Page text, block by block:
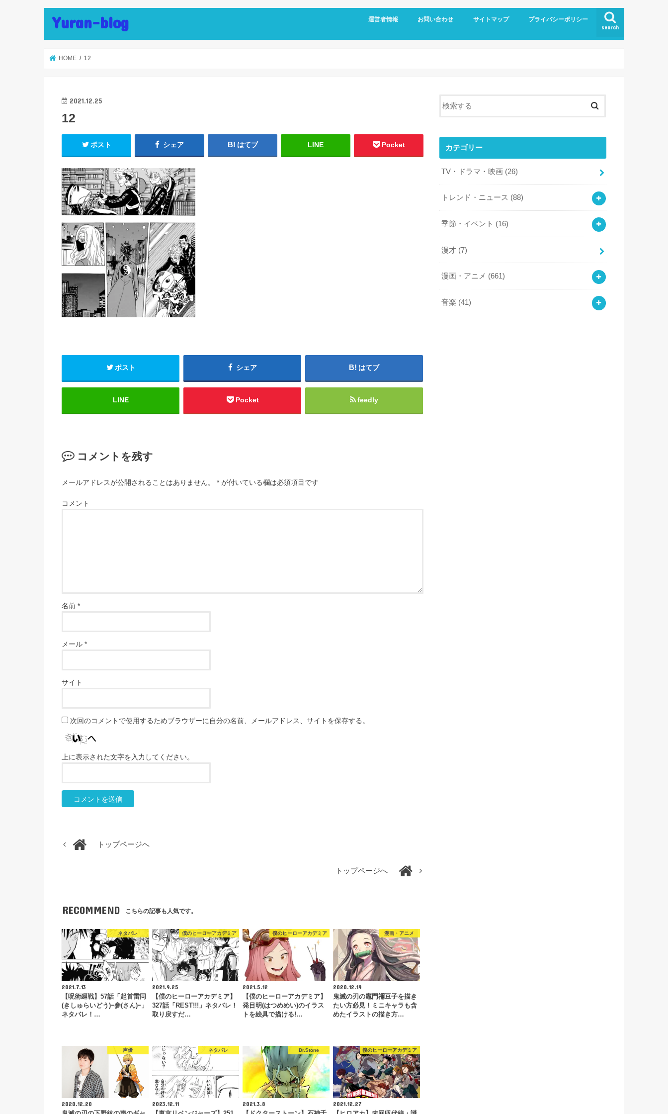
Yuran-blog search
運営者情報 お問い合わせ サイトマップ プライバシーポリシー
HOME 12
2021.12.25
12
ポスト シェア はてブ LINE Pocket
ポスト シェア はてブ
LINE Pocket feedly
コメントを残す
メールアドレスが公開されることはありません。 * が付いている欄は必須項目です
コメント
名前 *
メール *
サイト
次回のコメントで使用するためブラウザーに自分の名前、メールアドレス、サイトを保存する。
上に表示された文字を入力してください。
トップページへ
トップページへ
RECOMMEND こちらの記事も人気です。
ネタバレ
2021.7.13
【呪術廻戦】57話「起首雷同
(きしゅらいどう)ｰ参(さん)ｰ」
ネタバレ！…
僕のヒーローアカデミア
2021.9.25
【僕のヒーローアカデミア】
327話「REST!!!」ネタバレ！
取り戻すだ…
僕のヒーローアカデミア
2021.5.12
【僕のヒーローアカデミア】
発目明(はつめめい)のイラス
トを絵具で描ける!…
漫画・アニメ
2020.12.19
鬼滅の刃の竈門禰豆子を描き
たい方必見！ミニキャラも含
めたイラストの描き方…
声優
2020.12.20
ネタバレ
2023.12.11
Dr.Stone
2021.3.8
僕のヒーローアカデミア
2021.12.27
カテゴリー
TV・ドラマ・映画 (26)
トレンド・ニュース (88)
季節・イベント (16)
漫才 (7)
漫画・アニメ (661)
音楽 (41)